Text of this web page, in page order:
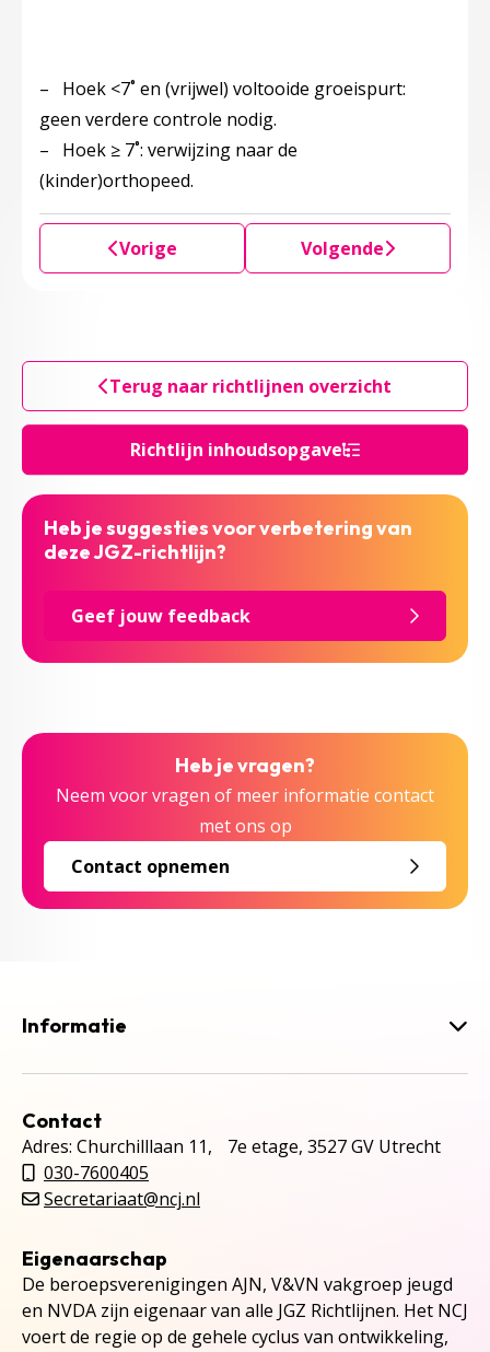
Richtlijn inhoudsopgave
– Hoek <7˚ en (vrijwel) voltooide groeispurt:
geen verdere controle nodig.
– Hoek ≥ 7˚: verwijzing naar de
(kinder)orthopeed.
Vorige Volgende
Terug naar richtlijnen overzicht
Heb je suggesties voor verbetering van
deze JGZ-richtlijn?
Geef jouw feedback
Heb je vragen?
Neem voor vragen of meer informatie contact
met ons op
Contact opnemen
Informatie
Contact
Adres: Churchilllaan 11, 7e etage, 3527 GV Utrecht
030-7600405
Secretariaat@ncj.nl
Eigenaarschap
De beroepsverenigingen AJN, V&VN vakgroep jeugd
en NVDA zijn eigenaar van alle JGZ Richtlijnen. Het NCJ
voert de regie op de gehele cyclus van ontwikkeling,